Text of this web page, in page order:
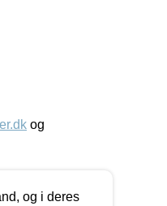
og
og i deres